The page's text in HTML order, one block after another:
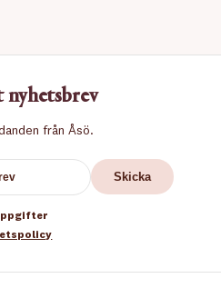
nyhetsbrev
från Åsö.